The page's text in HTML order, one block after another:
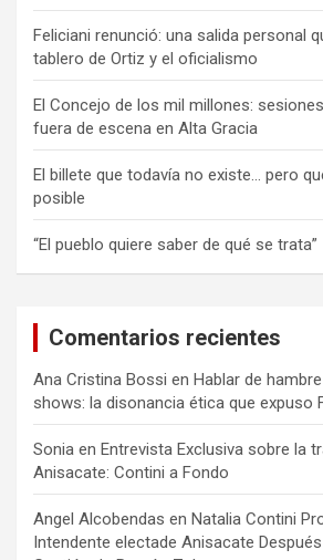
Feliciani renunció: una salida personal
tablero de Ortiz y el oficialismo
El Concejo de los mil millones:
fuera de escena en Alta Gracia
El billete que todavía no existe… pero
posible
“El pueblo quiere saber de qué se trata”
Comentarios recientes
Ana Cristina Bossi en Hablar de
shows: la disonancia ética que expuso
Sonia en Entrevista Exclusiva sobre la
Anisacate: Contini a Fondo
Angel Alcobendas en Natalia Contini
Intendente electade Anisacate